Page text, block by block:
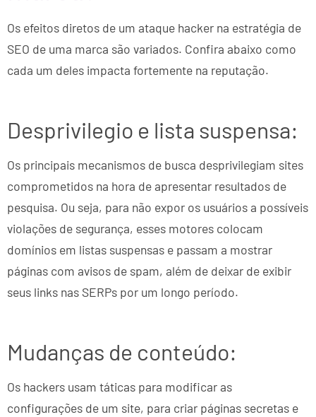
Os efeitos diretos de um ataque hacker na estratégia de
SEO de uma marca são variados. Confira abaixo como
cada um deles impacta fortemente na reputação.
Desprivilegio e lista suspensa: ‎
Os principais mecanismos de busca desprivilegiam sites
comprometidos na hora de apresentar resultados de
pesquisa. Ou seja, para não expor os usuários a possíveis
violações de segurança, esses motores colocam
domínios em listas suspensas e passam a mostrar
páginas com avisos de spam, além de deixar de exibir
seus links nas SERPs por um longo período.
Mudanças de conteúdo:
Os hackers usam táticas para modificar as
configurações de um site, para criar páginas secretas e